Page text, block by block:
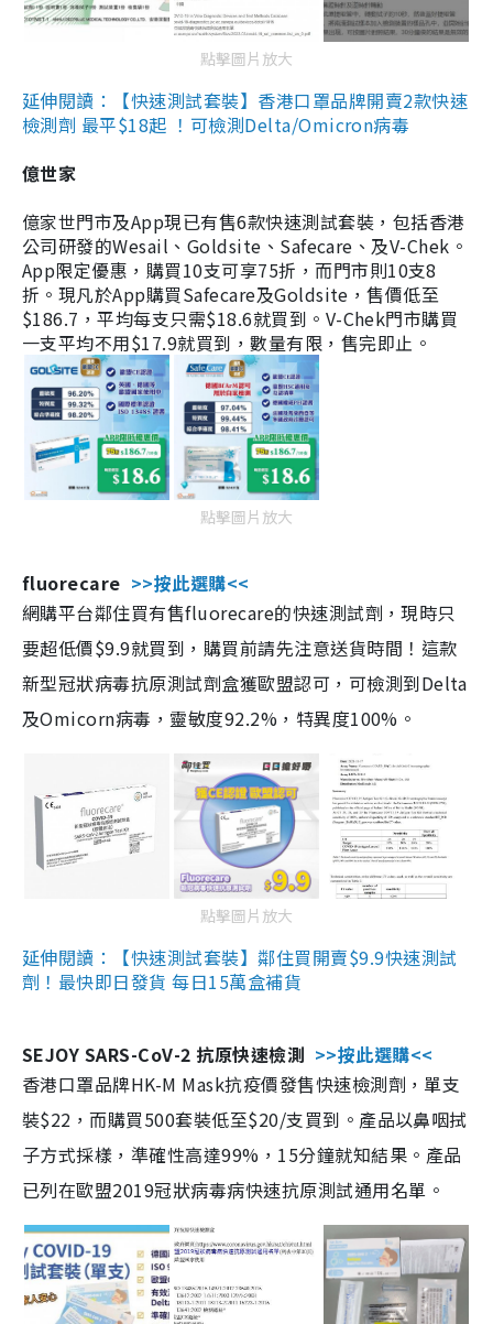
點擊圖片放大
延伸閱讀：【快速測試套裝】香港口罩品牌開賣2款快速
檢測劑 最平$18起 ！可檢測Delta/Omicron病毒
億世家
億家世門市及App現已有售6款快速測試套裝，包括香港
公司研發的Wesail、Goldsite、Safecare、及V-Chek。
App限定優惠，購買10支可享75折，而門市則10支8
折。現凡於App購買Safecare及Goldsite，售價低至
$186.7，平均每支只需$18.6就買到。V-Chek門市購買
一支平均不用$17.9就買到，數量有限，售完即止。
點擊圖片放大
fluorecare >>按此選購<<
網購平台鄰住買有售fluorecare的快速測試劑，現時只
要超低價$9.9就買到，購買前請先注意送貨時間！這款
新型冠狀病毒抗原測試劑盒獲歐盟認可，可檢測到Delta
及Omicorn病毒，靈敏度92.2%，特異度100%。
點擊圖片放大
延伸閱讀：【快速測試套裝】鄰住買開賣$9.9快速測試
劑！最快即日發貨 每日15萬盒補貨
SEJOY SARS-CoV-2 抗原快速檢測 >>按此選購<<
香港口罩品牌HK-M Mask抗疫價發售快速檢測劑，單支
裝$22，而購買500套裝低至$20/支買到。產品以鼻咽拭
子方式採樣，準確性高達99%，15分鐘就知結果。產品
已列在歐盟2019冠狀病毒病快速抗原測試通用名單。